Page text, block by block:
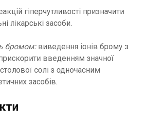
гіперчутливості призначити
лікарські засоби.
бромом:виведення іонів брому з
введенням значної
солі з одночасним
засобів.